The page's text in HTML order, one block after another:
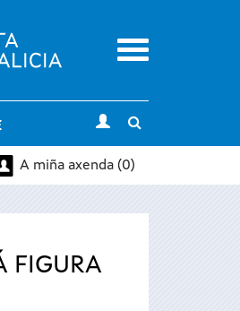
Menu
search
A miña axenda (0)
FIGURA